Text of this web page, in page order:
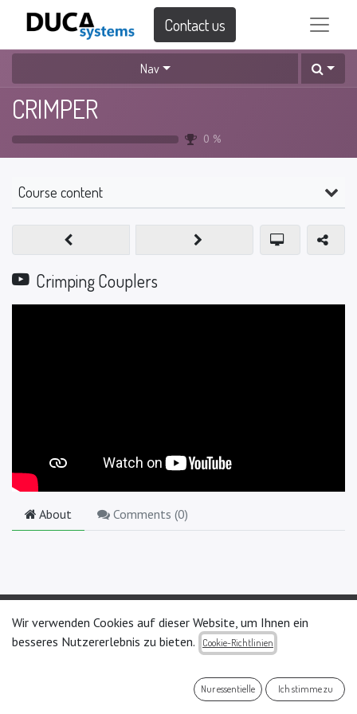
Contact us
Nav
CRIMPER
0 %
Course content
Crimping Couplers
About Comments (0)
Can we support you?
Wir verwenden Cookies auf dieser Website, um Ihnen ein
besseres Nutzererlebnis zu bieten.
Cookie-Richtlinien
Nur essentielle Ich stimme zu